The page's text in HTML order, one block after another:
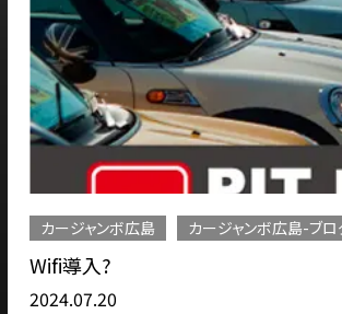
カージャンボ広島 カージャンボ広島-ブログ
Wifi導入?
2024.07.20